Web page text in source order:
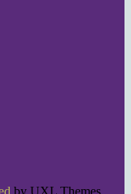
by UXL Themes